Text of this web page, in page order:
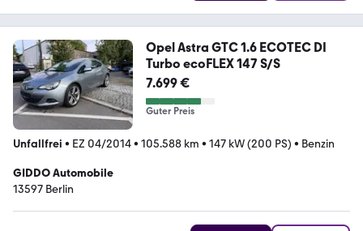
Opel Astra GTC 1.6 ECOTEC DI
Turbo ecoFLEX 147 S/S
7.699 €
Guter Preis
Unfallfrei • EZ 04/2014• 105.588 km • 147 kW (200 PS) • Benzin
GIDDO Automobile
13597 Berlin